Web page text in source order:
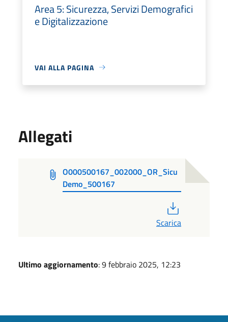
Area 5: Sicurezza, Servizi Demografici
e Digitalizzazione
VAI ALLA PAGINA
Allegati
O000500167_002000_OR_Sicu
Demo_500167
Scarica
Ultimo aggiornamento: 9 febbraio 2025, 12:23